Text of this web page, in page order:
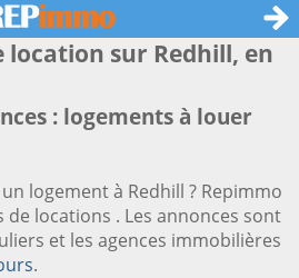
location sur Redhill, en
: logements à louer
logement à Redhill ? Repimmo
de locations . Les annonces sont
et les agences immobilières
.